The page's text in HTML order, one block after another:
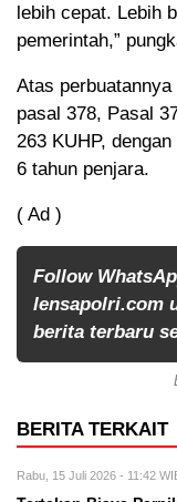
lebih cepat. Lebih
pemerintah,”
Atas
pasal 378, Pasal
263 KUHP,
6 tahun penjara.
( Ad )
Follow
lensapolri.com
berita terbaru
BERITA TERKAIT
Rabu, 15 Juli 2026 - 11:42